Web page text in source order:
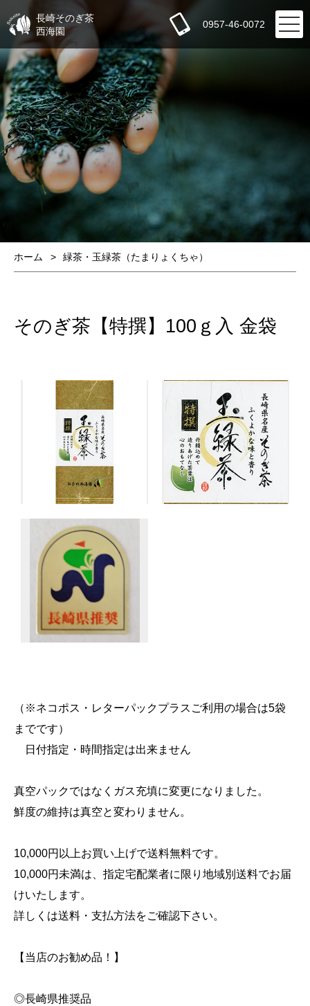
長崎そのぎ茶
西海園
0957-46-0072
ホーム 緑茶・玉緑茶（たまりょくちゃ）
そのぎ茶【特撰】100ｇ入 金袋
（※ネコポス・レターパックプラスご利用の場合は5袋
までです）
日付指定・時間指定は出来ません
真空パックではなくガス充填に変更になりました。
鮮度の維持は真空と変わりません。
10,000円以上お買い上げで送料無料です。
10,000円未満は、指定宅配業者に限り地域別送料でお届
けいたします。
詳しくは送料・支払方法をご確認下さい。
【当店のお勧め品！】
◎長崎県推奨品